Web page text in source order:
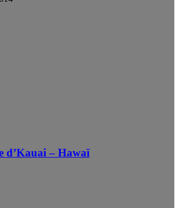
d’Kauai – Hawaï